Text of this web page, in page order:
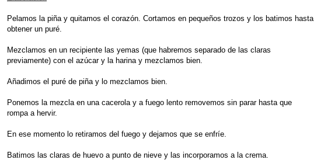
Pelamos la piña y quitamos el corazón. Cortamos en pequeños trozos y los batimos hasta
obtener un puré.
Mezclamos en un recipiente las yemas (que habremos separado de las claras
previamente) con el azúcar y la harina y mezclamos bien.
Añadimos el puré de piña y lo mezclamos bien.
Ponemos la mezcla en una cacerola y a fuego lento removemos sin parar hasta que
rompa a hervir.
En ese momento lo retiramos del fuego y dejamos que se enfríe.
Batimos las claras de huevo a punto de nieve y las incorporamos a la crema.